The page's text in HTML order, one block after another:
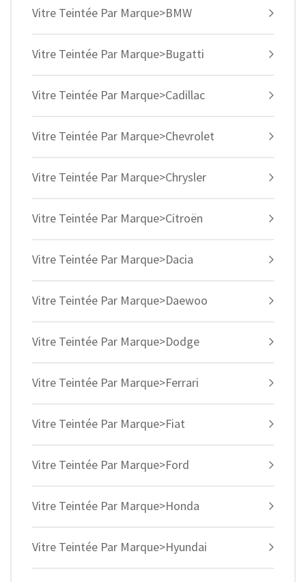
Vitre Teintée Par Marque>BMW
Vitre Teintée Par Marque>Bugatti
Vitre Teintée Par Marque>Cadillac
Vitre Teintée Par Marque>Chevrolet
Vitre Teintée Par Marque>Chrysler
Vitre Teintée Par Marque>Citroën
Vitre Teintée Par Marque>Dacia
Vitre Teintée Par Marque>Daewoo
Vitre Teintée Par Marque>Dodge
Vitre Teintée Par Marque>Ferrari
Vitre Teintée Par Marque>Fiat
Vitre Teintée Par Marque>Ford
Vitre Teintée Par Marque>Honda
Vitre Teintée Par Marque>Hyundai